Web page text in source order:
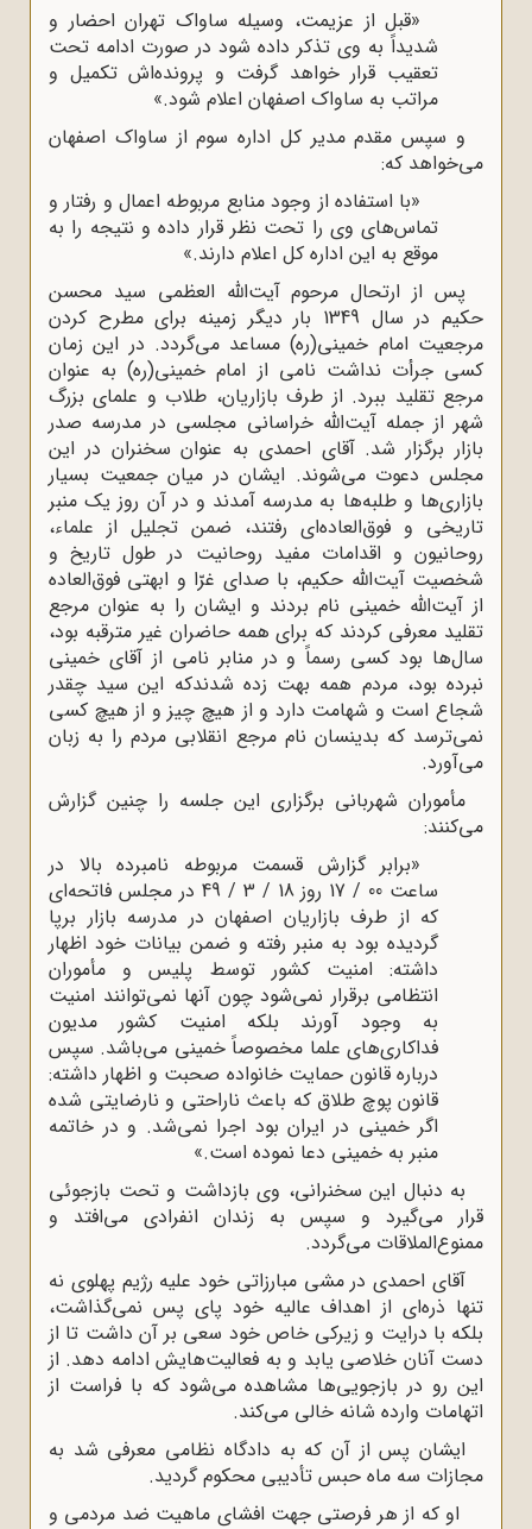
«قبل از عزیمت، وسیله ساواک تهران احضار و
شدیداً به وی تذکر داده شود در صورت ادامه تحت
تعقیب قرار خواهد گرفت و پرونده‌اش تکمیل و
مراتب به ساواک اصفهان اعلام شود.»
و سپس مقدم مدیر کل اداره سوم از ساواک اصفهان
می‌خواهد که:
«با استفاده از وجود منابع مربوطه اعمال و رفتار و
تماس‌های وی را تحت نظر قرار داده و نتیجه را به
موقع به این اداره کل اعلام دارند.»
پس از ارتحال مرحوم آیت‌الله العظمی سید محسن
حکیم در سال 1349 بار دیگر زمینه برای مطرح کردن
مرجعیت امام خمینی(ره) مساعد می‌گردد. در این زمان
کسی جرأت نداشت نامی از امام خمینی(ره) به عنوان
مرجع تقلید ببرد. از طرف بازاریان، طلاب و علمای بزرگ
شهر از جمله آیت‌الله خراسانی مجلسی در مدرسه صدر
بازار برگزار شد. آقای احمدی به عنوان سخنران در این
مجلس دعوت می‌شوند. ایشان در میان جمعیت بسیار
بازاری‌ها و طلبه‌ها به مدرسه آمدند و در آن روز یک منبر
تاریخی و فوق‌العاده‌ای رفتند، ضمن تجلیل از علماء،
روحانیون و اقدامات مفید روحانیت در طول تاریخ و
شخصیت آیت‌الله حکیم، با صدای غرّا و ابهتی فوق‌العاده
از آیت‌الله خمینی نام بردند و ایشان را به عنوان مرجع
تقلید معرفی کردند که برای همه حاضران غیر مترقبه بود،
سال‌ها بود کسی رسماً و در منابر نامی از آقای خمینی
نبرده بود، مردم همه بهت زده شدندکه این سید چقدر
شجاع است و شهامت دارد و از هیچ چیز و از هیچ کسی
نمی‌ترسد که بدینسان نام مرجع انقلابی مردم را به زبان
می‌آورد.
مأموران شهربانی برگزاری این جلسه را چنین گزارش
می‌کنند:
«برابر گزارش قسمت مربوطه نامبرده بالا در
ساعت 00 / 17 روز 18 / 3 / 49 در مجلس فاتحه‌ای
که از طرف بازاریان اصفهان در مدرسه بازار برپا
گردیده بود به منبر رفته و ضمن بیانات خود اظهار
داشته: امنیت کشور توسط پلیس و مأموران
انتظامی برقرار نمی‌شود چون آنها نمی‌توانند امنیت
به وجود آورند بلکه امنیت کشور مدیون
فداکاری‌های علما مخصوصاً خمینی می‌باشد. سپس
درباره قانون حمایت خانواده صحبت و اظهار داشته:
قانون پوچ طلاق که باعث ناراحتی و نارضایتی شده
اگر خمینی در ایران بود اجرا نمی‌شد. و در خاتمه
منبر به خمینی دعا نموده است.»
به دنبال این سخنرانی، وی بازداشت و تحت بازجوئی
قرار می‌گیرد و سپس به زندان انفرادی می‌افتد و
ممنوع‌الملاقات می‌گردد.
آقای احمدی در مشی مبارزاتی خود علیه رژیم پهلوی نه
تنها ذره‌ای از اهداف عالیه خود پای پس نمی‌‌گذاشت،
بلکه با درایت و زیرکی خاص خود سعی بر آن داشت تا از
دست آنان خلاصی یابد و به فعالیت‌هایش ادامه دهد. از
این رو در بازجویی‌ها مشاهده می‌شود که با فراست از
اتهامات وارده شانه خالی می‌کند.
ایشان پس از آن که به دادگاه نظامی معرفی شد به
مجازات سه ماه حبس تأدیبی محکوم گردید.
او که از هر فرصتی جهت افشای ماهیت ضد مردمی و